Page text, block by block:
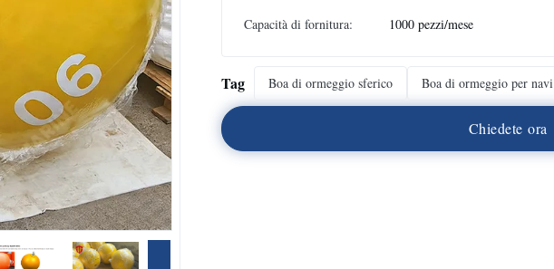
Capacità di fornitura: 1000 pezzi/mese
Tag Boa di ormeggio sferico Boa di ormeggio per navi
Chiedete ora